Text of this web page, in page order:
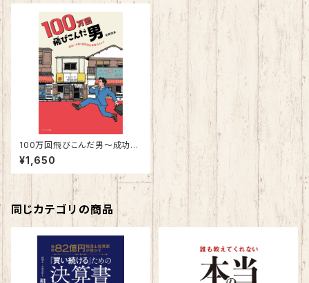
100万回飛びこんだ男～成功へ
と導く昭和流仕事術のススメ～
¥1,650
同じカテゴリの商品